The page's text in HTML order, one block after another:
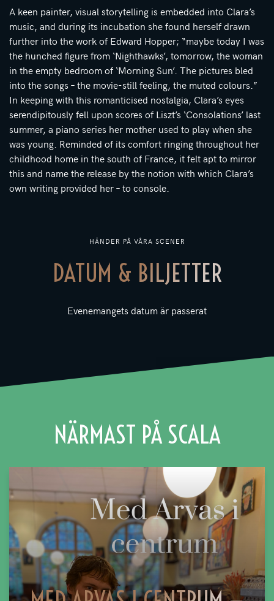
HÄNDER PÅ VÅRA SCENER
DATUM & BILJETTER
Evenemangets datum är passerat
A keen painter, visual storytelling is embedded into Clara’s
music, and during its incubation she found herself drawn
further into the work of Edward Hopper; “maybe today I was
the hunched figure from ‘Nighthawks’, tomorrow, the woman
in the empty bedroom of ‘Morning Sun’. The pictures bled
into the songs – the movie-still feeling, the muted colours.”
In keeping with this romanticised nostalgia, Clara’s eyes
serendipitously fell upon scores of Liszt’s ‘Consolations’ last
summer, a piano series her mother used to play when she
was young. Reminded of its comfort ringing throughout her
childhood home in the south of France, it felt apt to mirror
this and name the release by the notion with which Clara’s
own writing provided her – to console.
NÄRMAST PÅ SCALA